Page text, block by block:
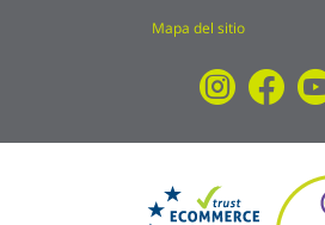
Mapa del sitio